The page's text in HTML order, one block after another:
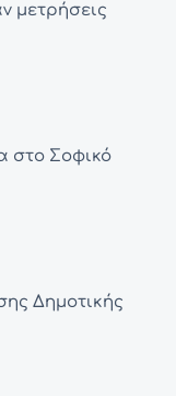
μετρήσεις
στο Σοφικό
Δημοτικής